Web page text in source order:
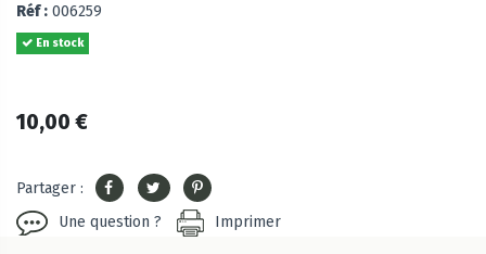
Réf : 006259
En stock
10,00 €
Partager :
Une question ?
Imprimer